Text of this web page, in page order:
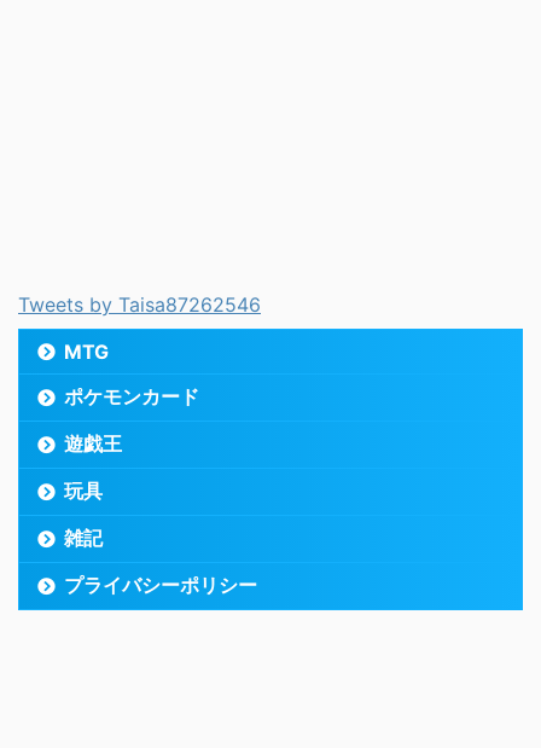
Tweets by Taisa87262546
MTG
ポケモンカード
遊戯王
玩具
雑記
プライバシーポリシー